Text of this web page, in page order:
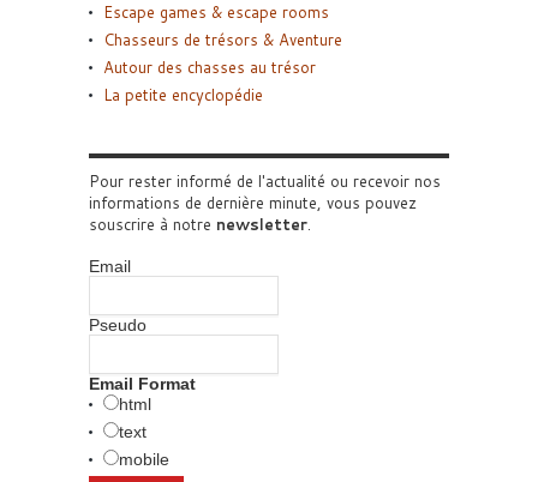
Escape games & escape rooms
Chasseurs de trésors & Aventure
Autour des chasses au trésor
La petite encyclopédie
Pour rester informé de l'actualité ou recevoir nos
informations de dernière minute, vous pouvez
souscrire à notre newsletter.
Email
Pseudo
Email Format
html
text
mobile